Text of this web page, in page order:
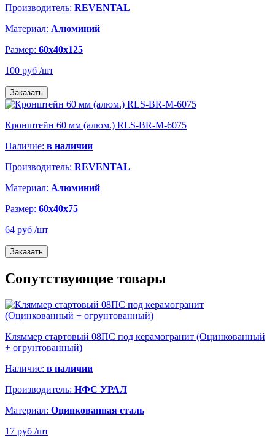
Производитель: REVENTAL
Материал: Алюминий
Размер: 60х40х125
100 руб /шт
Заказать
Кронштейн 60 мм (алюм.) RLS-BR-M-6075
Наличие: в наличии
Производитель: REVENTAL
Материал: Алюминий
Размер: 60х40х75
64 руб /шт
Заказать
Сопутствующие товары
Кляммер стартовый 08ПС под керамогранит (Оцинкованный
+ огрунтованный)
Наличие: в наличии
Производитель: НФС УРАЛ
Материал: Оцинкованная сталь
17 руб /шт